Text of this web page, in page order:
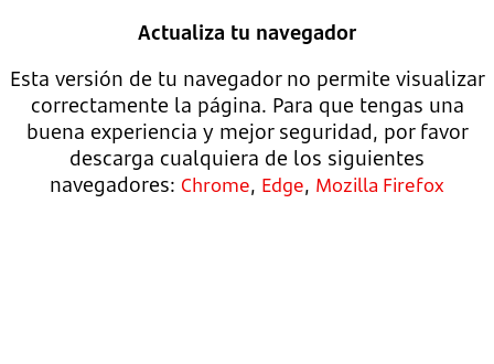
Actualiza tu navegador
Esta versión de tu navegador no permite visualizar
correctamente la página. Para que tengas una
buena experiencia y mejor seguridad, por favor
descarga cualquiera de los siguientes
navegadores: Chrome, Edge, Mozilla Firefox